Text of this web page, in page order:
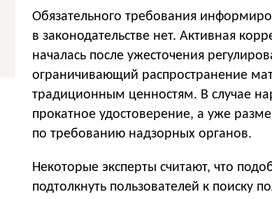
Обязательного требования
в законодательстве нет. Активная
началась после ужесточения
ограничивающий распространение
традиционным ценностям. В случае
прокатное удостоверение, а уже
по требованию надзорных органов.
Некоторые эксперты считают, что
подтолкнуть пользователей к поиску